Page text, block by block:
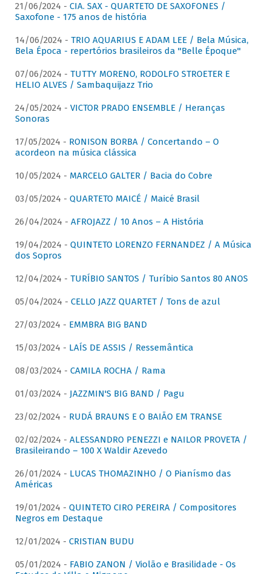
21/06/2024 - CIA. SAX - QUARTETO DE SAXOFONES /
Saxofone - 175 anos de história
14/06/2024 - TRIO AQUARIUS E ADAM LEE / Bela Música,
Bela Época - repertórios brasileiros da "Belle Époque"
07/06/2024 - TUTTY MORENO, RODOLFO STROETER E
HELIO ALVES / Sambaquijazz Trio
24/05/2024 - VICTOR PRADO ENSEMBLE / Heranças
Sonoras
17/05/2024 - RONISON BORBA / Concertando – O
acordeon na música clássica
10/05/2024 - MARCELO GALTER / Bacia do Cobre
03/05/2024 - QUARTETO MAICÉ / Maicé Brasil
26/04/2024 - AFROJAZZ / 10 Anos – A História
19/04/2024 - QUINTETO LORENZO FERNANDEZ / A Música
dos Sopros
12/04/2024 - TURÍBIO SANTOS / Turíbio Santos 80 ANOS
05/04/2024 - CELLO JAZZ QUARTET / Tons de azul
27/03/2024 - EMMBRA BIG BAND
15/03/2024 - LAÍS DE ASSIS / Ressemântica
08/03/2024 - CAMILA ROCHA / Rama
01/03/2024 - JAZZMIN'S BIG BAND / Pagu
23/02/2024 - RUDÁ BRAUNS E O BAIÃO EM TRANSE
02/02/2024 - ALESSANDRO PENEZZI e NAILOR PROVETA /
Brasileirando – 100 X Waldir Azevedo
26/01/2024 - LUCAS THOMAZINHO / O Pianísmo das
Américas
19/01/2024 - QUINTETO CIRO PEREIRA / Compositores
Negros em Destaque
12/01/2024 - CRISTIAN BUDU
05/01/2024 - FABIO ZANON / Violão e Brasilidade - Os